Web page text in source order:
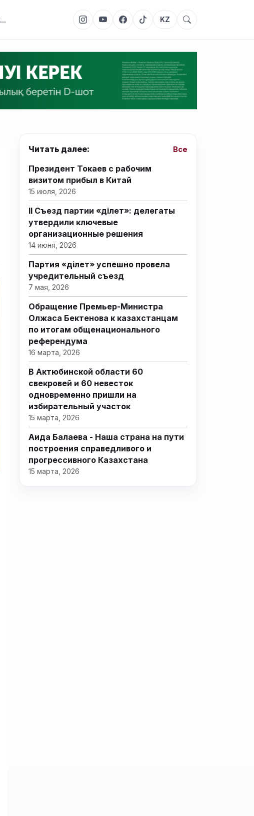
... KZ
Читать далее: Все
Президент Токаев с рабочим
визитом прибыл в Китай
15 июля, 2026
II Съезд партии «Әділет»: делегаты
утвердили ключевые
организационные решения
14 июня, 2026
Партия «Әділет» успешно провела
учредительный съезд
7 мая, 2026
Обращение Премьер-Министра
Олжаса Бектенова к казахстанцам
по итогам общенационального
референдума
16 марта, 2026
В Актюбинской области 60
свекровей и 60 невесток
одновременно пришли на
избирательный участок
15 марта, 2026
Аида Балаева - Наша страна на пути
построения справедливого и
прогрессивного Казахстана
15 марта, 2026